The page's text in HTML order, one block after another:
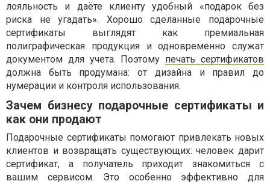
лояльность и даёте клиенту удобный «подарок без
риска не угадать». Хорошо сделанные подарочные
сертификаты выглядят как премиальная
полиграфическая продукция и одновременно служат
документом для учета. Поэтому печать сертификатов
должна быть продумана: от дизайна и правил до
нумерации и контроля использования.
Зачем бизнесу подарочные сертификаты и
как они продают
Подарочные сертификаты помогают привлекать новых
клиентов и возвращать существующих: человек дарит
сертификат, а получатель приходит знакомиться с
вашим сервисом. Это особенно эффективно для